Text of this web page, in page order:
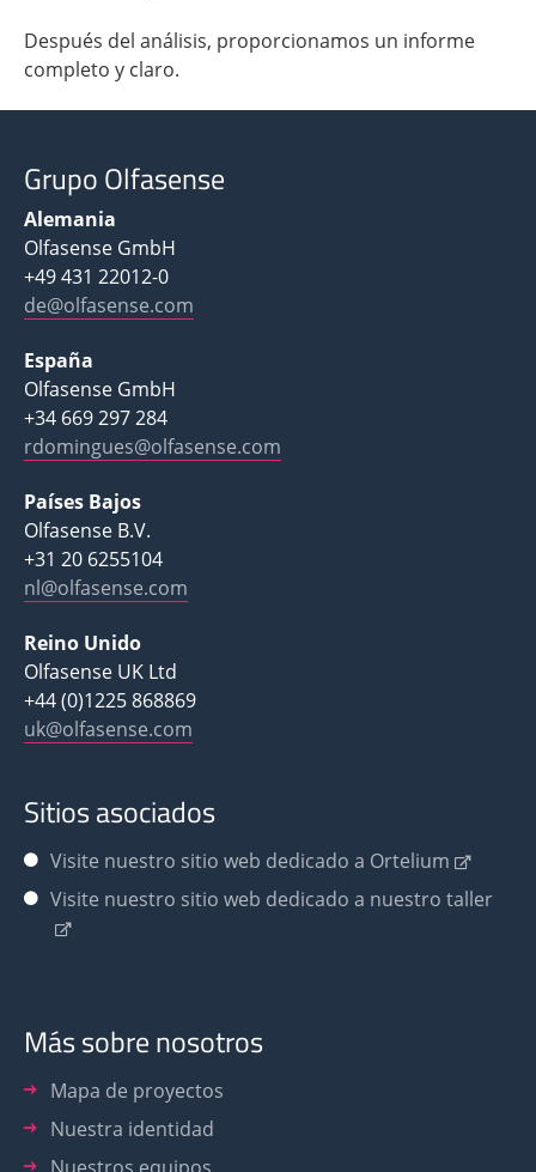
Después del análisis, proporcionamos un informe
completo y claro.
Grupo Olfasense
Alemania
Olfasense GmbH
+49 431 22012-0
de@olfasense.com
España
Olfasense GmbH
+34 669 297 284
rdomingues@olfasense.com
Países Bajos
Olfasense B.V.
+31 20 6255104
nl@olfasense.com
Reino Unido
Olfasense UK Ltd
+44 (0)1225 868869
uk@olfasense.com
Sitios asociados
Visite nuestro sitio web dedicado a Ortelium
Visite nuestro sitio web dedicado a nuestro taller
Más sobre nosotros
Mapa de proyectos
Nuestra identidad